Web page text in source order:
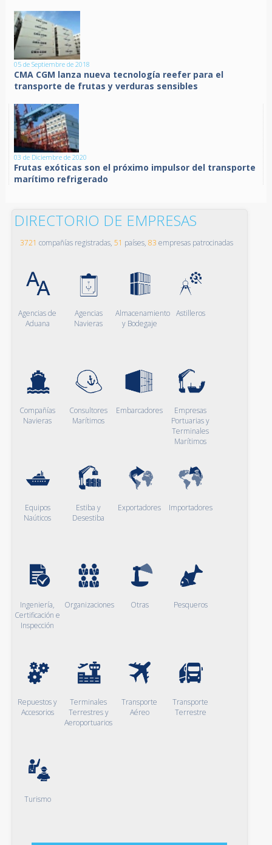
05 de Septiembre de 2018
CMA CGM lanza nueva tecnología reefer para el
transporte de frutas y verduras sensibles
03 de Diciembre de 2020
Frutas exóticas son el próximo impulsor del transporte
marítimo refrigerado
DIRECTORIO DE EMPRESAS
3721 compañías registradas, 51 países, 83 empresas patrocinadas
Agencias de
Aduana
Agencias
Navieras
Almacenamiento
y Bodegaje
Astilleros
Compañías
Navieras
Consultores
Marítimos
Embarcadores
Empresas
Portuarias y
Terminales
Marítimos
Equipos
Naúticos
Estiba y
Desestiba
Exportadores Importadores
Ingeniería,
Certificación e
Inspección
Organizaciones Otras Pesqueros
Repuestos y
Accesorios
Terminales
Terrestres y
Aeroportuarios
Transporte
Aéreo
Transporte
Terrestre
Turismo